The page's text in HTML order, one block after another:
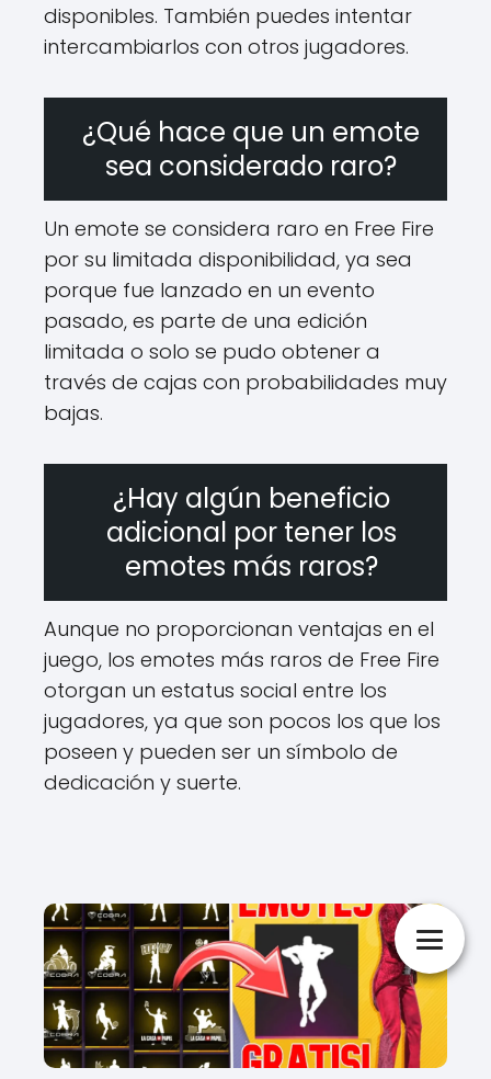
disponibles. También puedes intentar
intercambiarlos con otros jugadores.
¿Qué hace que un emote
sea considerado raro?
Un emote se considera raro en Free Fire
por su limitada disponibilidad, ya sea
porque fue lanzado en un evento
pasado, es parte de una edición
limitada o solo se pudo obtener a
través de cajas con probabilidades muy
bajas.
¿Hay algún beneficio
adicional por tener los
emotes más raros?
Aunque no proporcionan ventajas en el
juego, los emotes más raros de Free Fire
otorgan un estatus social entre los
jugadores, ya que son pocos los que los
poseen y pueden ser un símbolo de
dedicación y suerte.